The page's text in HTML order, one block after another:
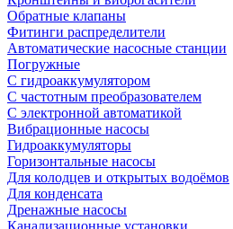
Обратные клапаны
Фитинги распределители
Автоматические насосные станции
Погружные
С гидроаккумулятором
С частотным преобразователем
С электронной автоматикой
Вибрационные насосы
Гидроаккумуляторы
Горизонтальные насосы
Для колодцев и открытых водоёмов
Для конденсата
Дренажные насосы
Канализационные установки